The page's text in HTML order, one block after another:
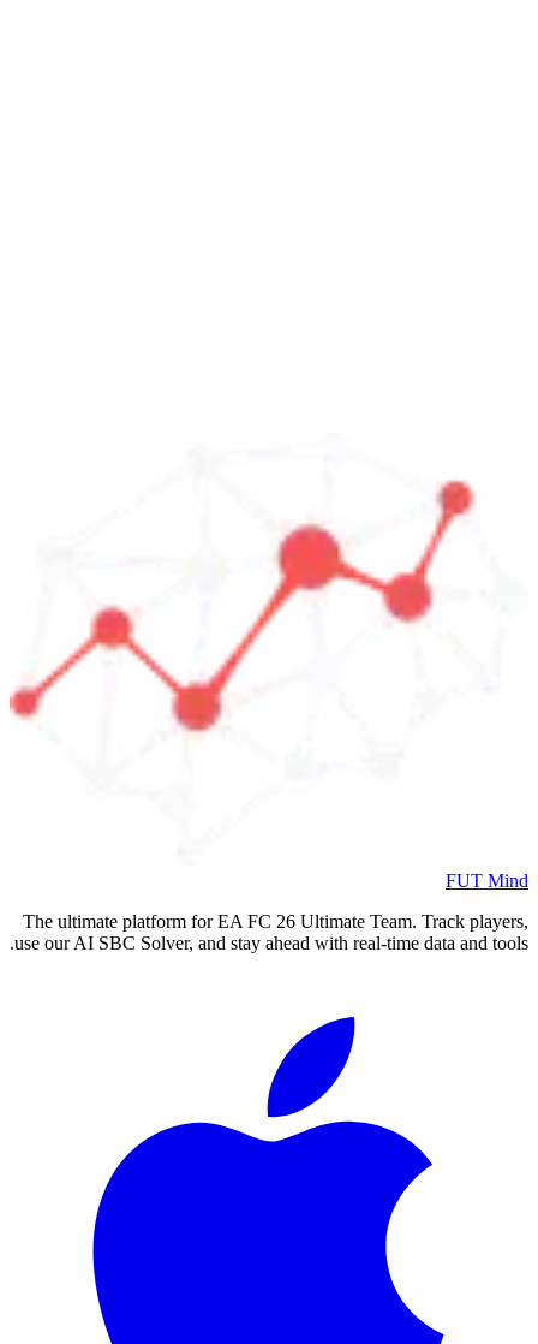
FUT Mind
The ultimate platform for EA FC 26 Ultimate Team. Track players,
use our AI SBC Solver, and stay ahead with real-time data and tools.